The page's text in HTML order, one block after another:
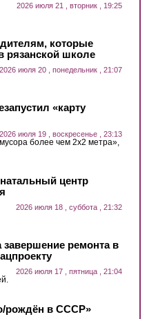
2026 июля 21 , вторник , 19:25
которые
рязанской школе
2026 июля 20 , понедельник , 21:07
«карту
2026 июля 19 , воскресенье , 23:13
более чем 2х2 метра»,
центр
2026 июля 18 , суббота , 21:32
завершение ремонта в
2026 июля 17 , пятница , 21:04
рождён в СССР»